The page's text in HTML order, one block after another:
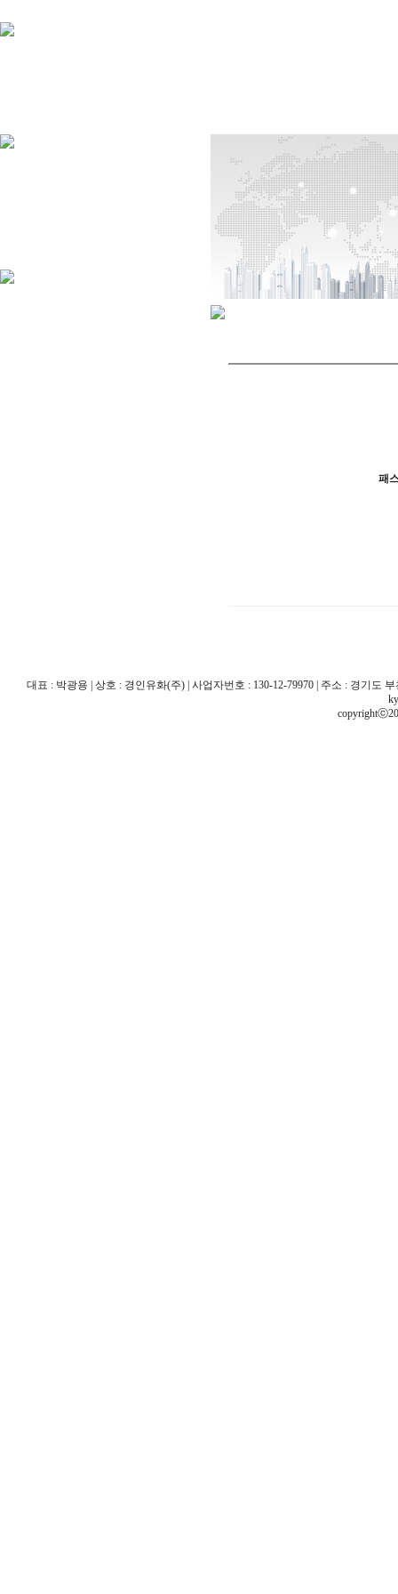
패
대표 : 박광용 | 상호 : 경인유화(주) | 사업자번호 : 130-12-79970 | 주소 : 경기도